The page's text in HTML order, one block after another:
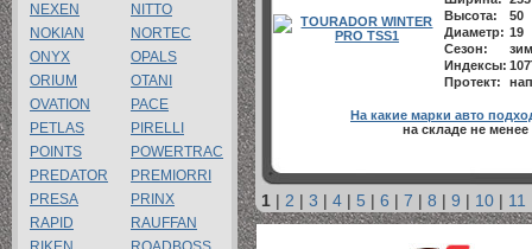
Высота:
50
Диаметр: 19
Сезон:
Индексы:
Протект:
На какие марки авто
на складе не менее
1 | 2 | 3 | 4 | 5 | 6 | 7 | 8 | 9 | 10 | 11
NEXEN
NITTO
NOKIAN
NORTEC
ONYX
OPALS
ORIUM
OTANI
OVATION
PACE
PETLAS
PIRELLI
POINTS
POWERTRAC
PREDATOR
PREMIORRI
PRESA
PRINX
RAPID
RAUFFAN